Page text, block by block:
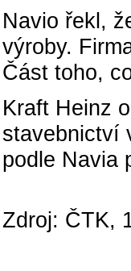
Navio řekl,
výroby.
Část toho,
Kraft Heinz
stavebnictví
podle Navia
Zdroj: ČTK,